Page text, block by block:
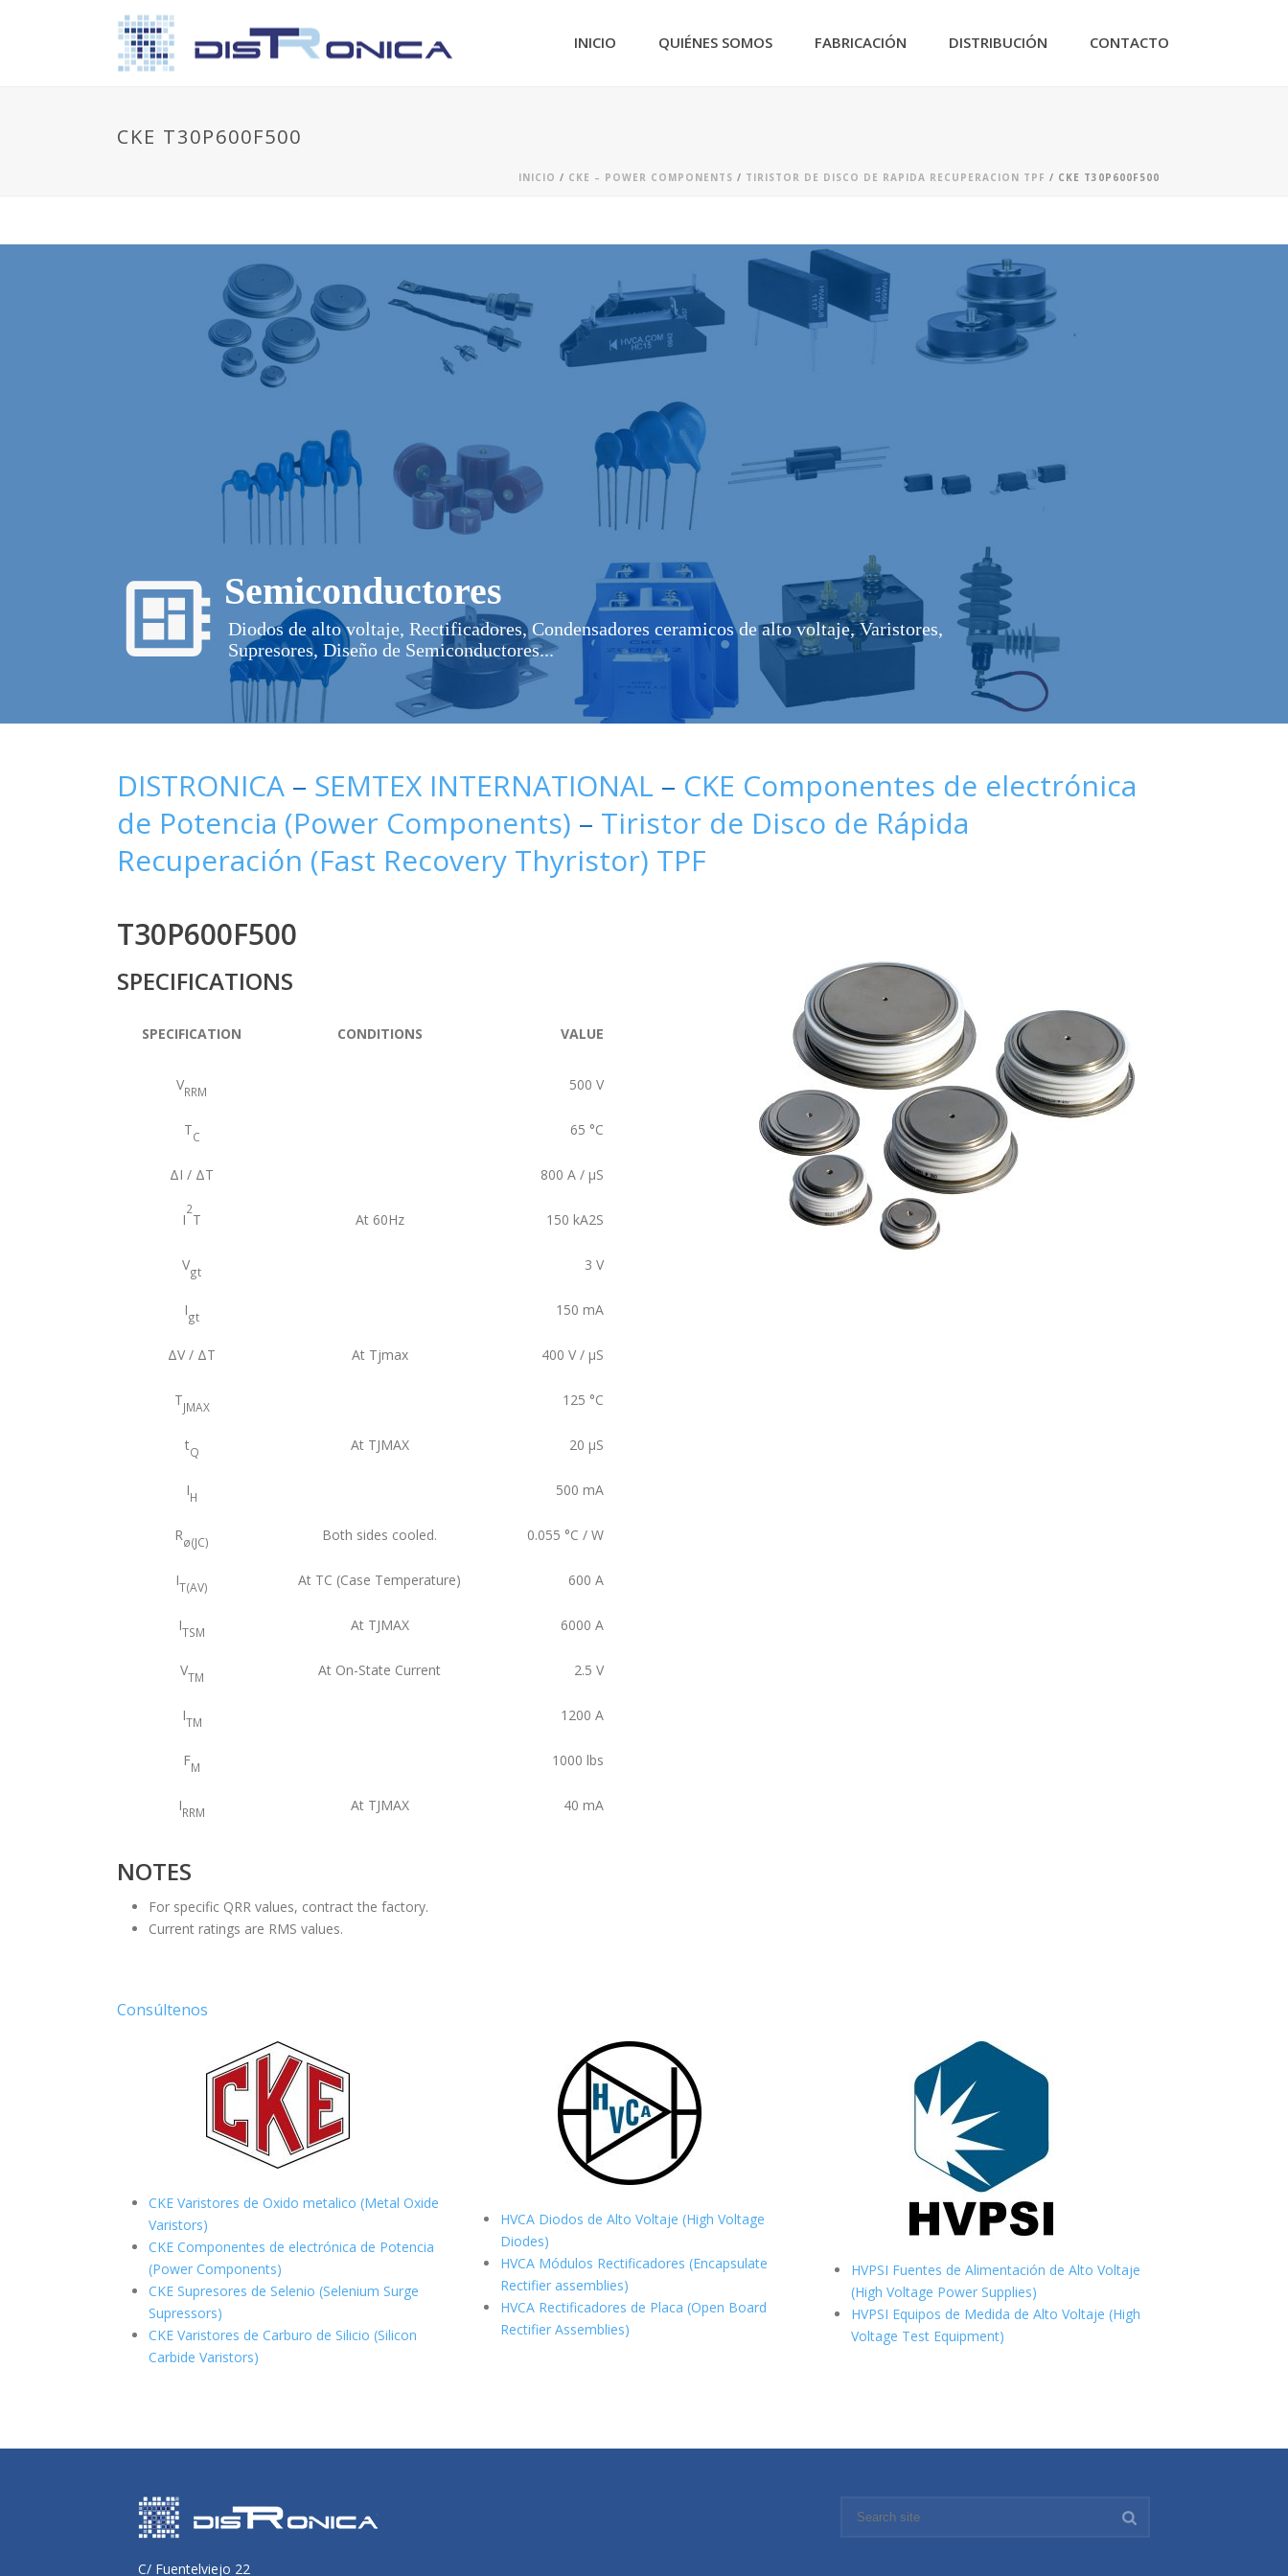
INICIO QUIÉNES SOMOS FABRICACIÓN DISTRIBUCIÓN CONTACTO
CKE T30P600F500
INICIO / CKE – POWER COMPONENTS / TIRISTOR DE DISCO DE RAPIDA RECUPERACION TPF / CKE T30P600F500
Semiconductores
Diodos de alto voltaje, Rectificadores, Condensadores ceramicos de alto voltaje, Varistores,
Supresores, Diseño de Semiconductores...
DISTRONICA – SEMTEX INTERNATIONAL – CKE Componentes de electrónica
de Potencia (Power Components) – Tiristor de Disco de Rápida
Recuperación (Fast Recovery Thyristor) TPF
T30P600F500
SPECIFICATIONS
SPECIFICATION CONDITIONS VALUE
VRRM 500 V
TC 65 °C
ΔI / ΔT 800 A / µS
I
2
T At 60Hz 150 kA2S
Vgt 3 V
Igt 150 mA
ΔV / ΔT At Tjmax 400 V / µS
TJMAX 125 °C
tQ At TJMAX 20 µS
IH 500 mA
Rø(JC) Both sides cooled. 0.055 °C / W
IT(AV) At TC (Case Temperature) 600 A
ITSM At TJMAX 6000 A
VTM At On-State Current 2.5 V
ITM 1200 A
FM 1000 lbs
IRRM At TJMAX 40 mA
NOTES
For specific QRR values, contract the factory.
Current ratings are RMS values.
Consúltenos
CKE Varistores de Oxido metalico (Metal Oxide
Varistors)
CKE Componentes de electrónica de Potencia
(Power Components)
CKE Supresores de Selenio (Selenium Surge
Supressors)
CKE Varistores de Carburo de Silicio (Silicon
Carbide Varistors)
HVCA Diodos de Alto Voltaje (High Voltage
Diodes)
HVCA Módulos Rectificadores (Encapsulate
Rectifier assemblies)
HVCA Rectificadores de Placa (Open Board
Rectifier Assemblies)
HVPSI Fuentes de Alimentación de Alto Voltaje
(High Voltage Power Supplies)
HVPSI Equipos de Medida de Alto Voltaje (High
Voltage Test Equipment)
C/ Fuentelviejo 22